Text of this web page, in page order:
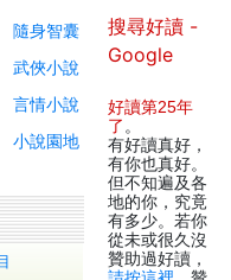
隨身智囊
武俠小說
言情小說
小說園地
搜尋好讀 -
Google
好讀第25年
了 。
有好讀真好，
有你也真好。
但不知遍及各
地的你，究竟
有多少。若你
從未或很久沒
贊助過好讀，